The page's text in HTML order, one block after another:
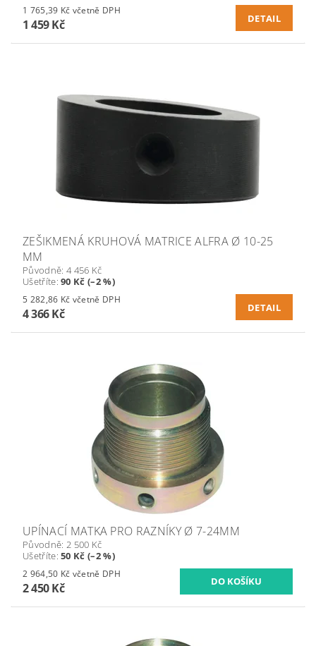
1 765,39 Kč včetně DPH
1 459 Kč DETAIL
ZEŠIKMENÁ KRUHOVÁ MATRICE ALFRA Ø 10-25
MM
Původně: 4 456 Kč
Ušetříte:90 Kč (–2 %)
5 282,86 Kč včetně DPH
4 366 Kč DETAIL
UPÍNACÍ MATKA PRO RAZNÍKY Ø 7-24MM
Původně: 2 500 Kč
Ušetříte:50 Kč (–2 %)
2 964,50 Kč včetně DPH
2 450 Kč